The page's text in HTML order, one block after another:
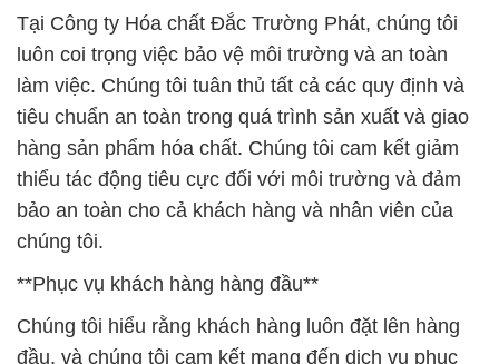
hàng sản phẩm hóa chất. Chúng tôi cam kết giảm
thiểu tác động tiêu cực đối với môi trường và đảm
bảo an toàn cho cả khách hàng và nhân viên của
chúng tôi.
**Phục vụ khách hàng hàng đầu**
Chúng tôi hiểu rằng khách hàng luôn đặt lên hàng
đầu, và chúng tôi cam kết mang đến dịch vụ phục
vụ khách hàng hàng đầu. Chúng tôi luôn lắng nghe
và hiểu rõ nhu cầu của khách hàng để đáp ứng mọi
yêu cầu một cách tốt nhất. Sự hài lòng của khách
hàng là nguồn động viên quan trọng, và chúng tôi